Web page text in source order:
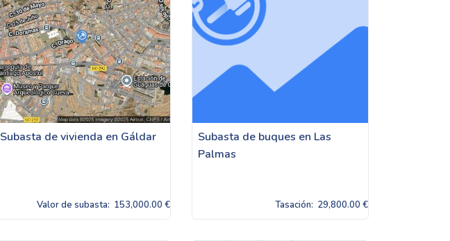
Subasta de vivienda en Gáldar
Valor de subasta: 153,000.00 €
Subasta de buques en Las
Palmas
Tasación: 29,800.00 €